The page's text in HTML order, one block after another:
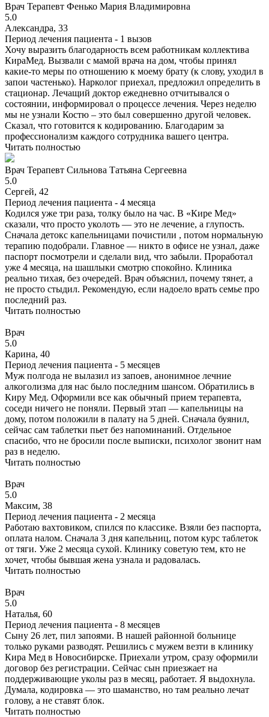
Врач Терапевт Фенько Мария Владимировна
5.0
Александра, 33
Период лечения пациента - 1 вызов
Хочу выразить благодарность всем работникам коллектива
КираМед. Вызвали с мамой врача на дом, чтобы принял
какие-то меры по отношению к моему брату (к слову, уходил в
запои частенько). Нарколог приехал, предложил определить в
стационар. Лечащий доктор ежедневно отчитывался о
состоянии, информировал о процессе лечения. Через неделю
мы не узнали Костю – это был совершенно другой человек.
Сказал, что готовится к кодированию. Благодарим за
профессионализм каждого сотрудника вашего центра.
Читать полностью
Врач Терапевт Сильнова Татьяна Сергеевна
5.0
Сергей, 42
Период лечения пациента - 4 месяца
Кодился уже три раза, толку было на час. В «Кире Мед»
сказали, что просто уколоть — это не лечение, а глупость.
Сначала детокс капельницами почистили , потом нормальную
терапию подобрали. Главное — никто в офисе не узнал, даже
паспорт посмотрели и сделали вид, что забыли. Проработал
уже 4 месяца, на шашлыки смотрю спокойно. Клиника
реально тихая, без очередей. Врач объяснил, почему тянет, а
не просто стыдил. Рекомендую, если надоело врать семье про
последний раз.
Читать полностью
Врач
5.0
Карина, 40
Период лечения пациента - 5 месяцев
Муж полгода не вылазил из запоев, анонимное лечние
алкоголизма для нас было последним шансом. Обратились в
Киру Мед. Оформили все как обычный прием терапевта,
соседи ничего не поняли. Первый этап — капельницы на
дому, потом положили в палату на 5 дней. Сначала буянил,
сейчас сам таблетки пьет без напоминаний. Отдельное
спасибо, что не бросили после выписки, психолог звонит нам
раз в неделю.
Читать полностью
Врач
5.0
Максим, 38
Период лечения пациента - 2 месяца
Работаю вахтовиком, спился по классике. Взяли без паспорта,
оплата налом. Сначала 3 дня капельниц, потом курс таблеток
от тяги. Уже 2 месяца сухой. Клинику советую тем, кто не
хочет, чтобы бывшая жена узнала и радовалась.
Читать полностью
Врач
5.0
Наталья, 60
Период лечения пациента - 8 месяцев
Сыну 26 лет, пил запоями. В нашей районной больнице
только руками разводят. Решились с мужем везти в клинику
Кира Мед в Новосибирске. Приехали утром, сразу оформили
договор без регистрации. Сейчас сын приезжает на
поддерживающие уколы раз в месяц, работает. Я выдохнула.
Думала, кодировка — это шаманство, но там реально лечат
голову, а не ставят блок.
Читать полностью